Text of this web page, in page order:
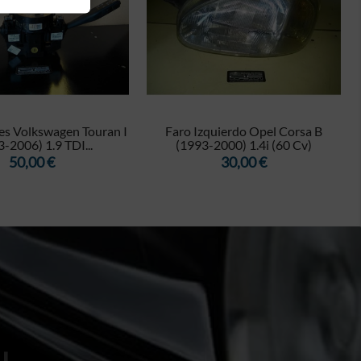
Volkswagen Touran I
2006) 1.9 TDI...
Precio
50,00 €
Faro Izquierdo Opel Corsa B
(1993-2000) 1.4i (60 Cv)
Precio
30,00 €
